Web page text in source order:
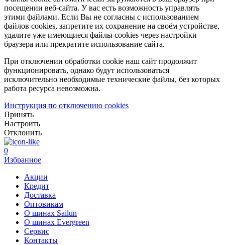
посещении веб-сайта. У вас есть возможность управлять
этими файлами. Если Вы не согласны с использованием
файлов cookies, запретите их сохранение на своём устройстве,
удалите уже имеющиеся файлы cookies через настройки
браузера или прекратите использование сайта.
При отключении обработки cookie наш сайт продолжит
функционировать, однако будут использоваться
исключительно необходимые технические файлы, без которых
работа ресурса невозможна.
Инструкция по отключению cookies
Принять
Настроить
Отклонить
0
Избранное
Акции
Кредит
Доставка
Оптовикам
О шинах Sailun
О шинах Evergreen
Сервис
Контакты